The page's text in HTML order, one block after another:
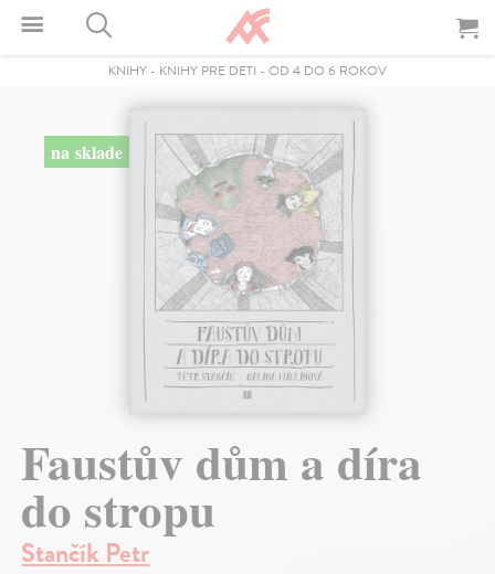
KNIHY - KNIHY PRE DETI - OD 4 DO 6 ROKOV
na sklade
Faustův dům a díra
do stropu
Stančík Petr